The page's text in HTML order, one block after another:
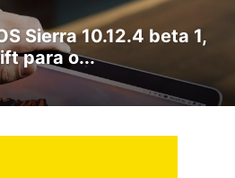
Sierra 10.12.4 beta 1,
para o...